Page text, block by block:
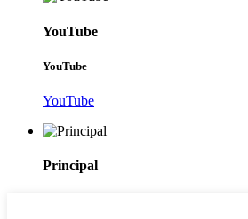
YouTube
YouTube
YouTube
Principal